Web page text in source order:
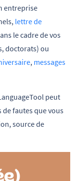
entreprise
lettre de
le cadre de vos
doctorats) ou
, messages
peut
fautes que vous
source de